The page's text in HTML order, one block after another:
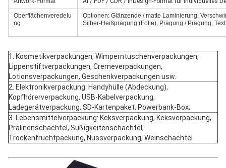
Oberflächenveredelu
ng
Optionen: Glänzende / matte Laminierung,
Silber-Heißprägung (Folie), Prägung / Prägung,
1. Kosmetikverpackungen, Wimperntuschenverpackungen,
Lippenstiftverpackungen, Cremeverpackungen,
Lotionsverpackungen, Geschenkverpackungen usw.
2. Elektronikverpackung: Handyhülle (Abdeckung),
Kopfhörerverpackung, USB-Kabelverpackung,
Ladegerätverpackung, SD-Kartenpaket, Powerbank-Box;
3. Lebensmittelverpackung: Keksverpackung, Keksverpackung,
Pralinenschachtel, Süßigkeitenschachtel,
Trockenfruchtpackung, Nussverpackung, Weinschachtel